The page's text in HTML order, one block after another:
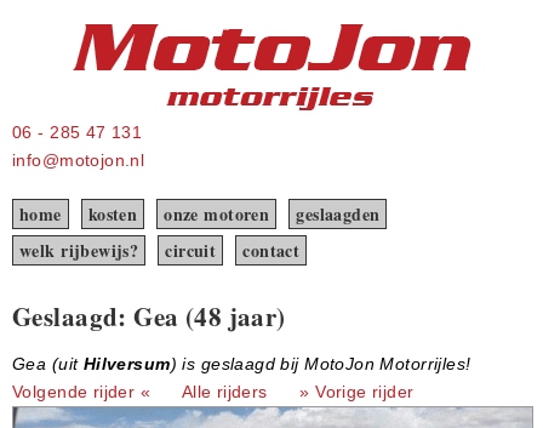
06 - 285 47 131
info@motojon.nl
home kosten onze motoren
geslaagden
welk rijbewijs?
circuit contact
Geslaagd: Gea (48 jaar)
Gea (uit Hilversum) is geslaagd bij MotoJon Motorrijles!
Volgende rijder «
Alle rijders » Vorige rijder